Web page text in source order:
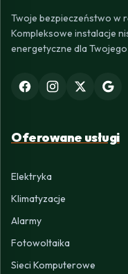
Twoje bezpieczeństwo w
Kompleksowe instalacje
energetyczne dla Twojego
Oferowane usługi
Elektryka
Klimatyzacje
Alarmy
Fotowoltaika
Sieci Komputerowe